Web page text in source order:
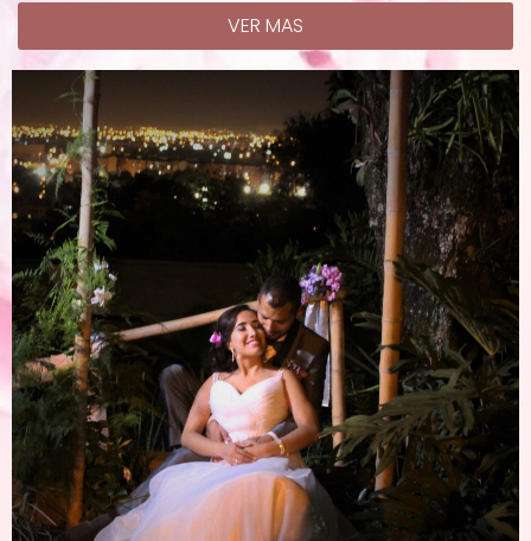
VER MAS